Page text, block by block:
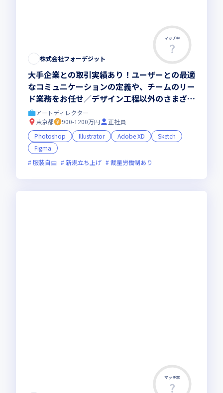
マッチ率
株式会社フォーデジット
大手企業との取引実績あり！ユーザーとの最適
なコミュニケーションの定義や、チームのリー
ド業務をお任せ／デザイン工程以外のさまざま
な業務にも挑戦可能
アートディレクター
東京都
900-1200万円
正社員
Photoshop
Illustrator Adobe XD
Sketch
Figma
服装自由
新規立ち上げ 裁量労働制あり
マッチ率